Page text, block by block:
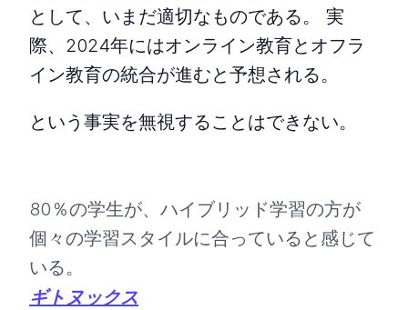
として、いまだ適切なものである。 実
際、2024年にはオンライン教育とオフラ
イン教育の統合が進むと予想される。
という事実を無視することはできない。
80％の学生が、ハイブリッド学習の方が
個々の学習スタイルに合っていると感じて
いる。
ギトヌックス